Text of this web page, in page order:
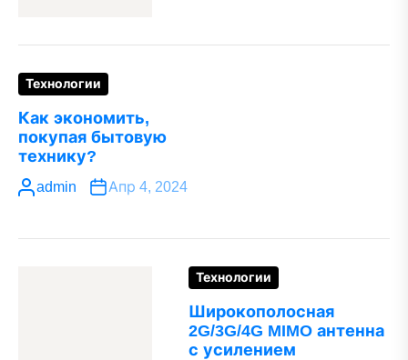
Технологии
Как экономить,
покупая бытовую
технику?
admin Апр 4, 2024
Технологии
Широкополосная
2G/3G/4G MIMO антенна
с усилением